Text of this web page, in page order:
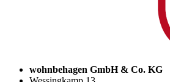
wohnbehagen GmbH & Co. KG